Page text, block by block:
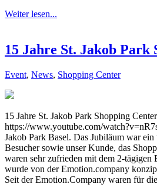
Weiter lesen...
15 Jahre St. Jakob Park
Event, News, Shopping Center
15 Jahre St. Jakob Park Shopping Center
https://www.youtube.com/
Jakob Park Basel. Das Jubiläum war
Besucher sowie unser Kunde, das
waren sehr zufrieden mit dem 2-tägigen
wurde von der Emotion.company
Seit der Emotion.Company waren für